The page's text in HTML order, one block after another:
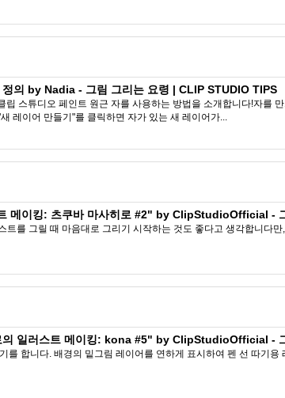
의 by Nadia - 그림 그리는 요령 | CLIP STUDIO TIPS
립 스튜디오 페인트 원근 자를 사용하는 방법을 소개합니다!자를
레이어 만들기"를 클릭하면 자가 있는 새 레이어가...
메이킹: 츠쿠바 마사히로 #2" by ClipStudioOfficial -
트를 그릴 때 마음대로 그리기 시작하는 것도 좋다고 생각합니다
의 일러스트 메이킹: kona #5" by ClipStudioOfficial -
를 합니다. 배경의 밑그림 레이어를 연하게 표시하여 펜 선 따기